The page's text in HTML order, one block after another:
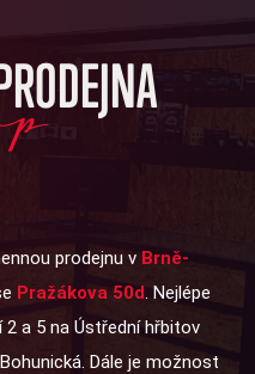
prodejnu v Brně-
Pražákova 50d. Nejlépe
a 5 na Ústřední hřbitov
Dále je možnost